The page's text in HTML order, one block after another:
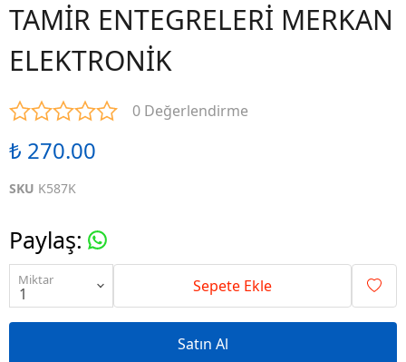
TAMİR ENTEGRELERİ MERKAN
ELEKTRONİK
0 Değerlendirme
₺ 270.00
SKU K587K
Paylaş:
Miktar Sepete Ekle
Satın Al